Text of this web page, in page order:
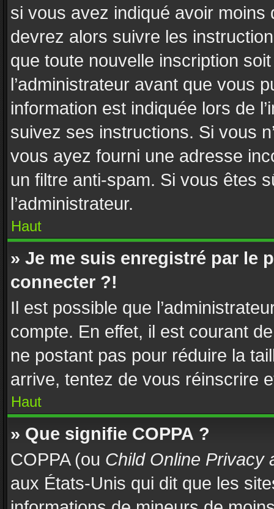
si vous avez indiqué avoir moins
devrez alors suivre les
que toute nouvelle inscription
l’administrateur avant que vous
information est indiquée lors de
suivez ses instructions. Si vous
vous ayez fourni une adresse
un filtre anti-spam. Si vous êtes
l’administrateur.
Haut
» Je me suis enregistré par le
connecter ?!
Il est possible que
compte. En effet, il est courant
ne postant pas pour réduire la
arrive, tentez de vous réinscrire
Haut
» Que signifie COPPA ?
COPPA (ou Child Online Privacy
aux États-Unis qui dit que les